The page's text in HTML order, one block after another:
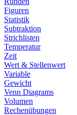
Figuren
Statistik
Subtraktion
Strichlisten
Temperatur
Zeit
Wert & Stellenwert
Variable
Gewicht
Venn Diagrams
Volumen
Rechenübungen